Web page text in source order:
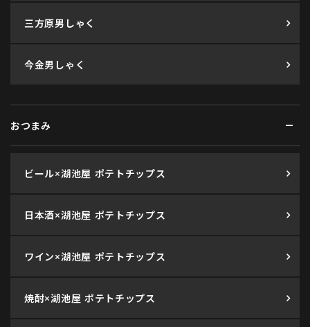
三方原男しゃく
今金男しゃく
おつまみ
ビール×湖池屋 ポテトチップス
日本酒×湖池屋 ポテトチップス
ワイン×湖池屋 ポテトチップス
焼酎×湖池屋 ポテトチップス